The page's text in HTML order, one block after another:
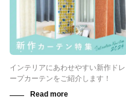
インテリアにあわせやすい新作ドレ
ープカーテンをご紹介します！